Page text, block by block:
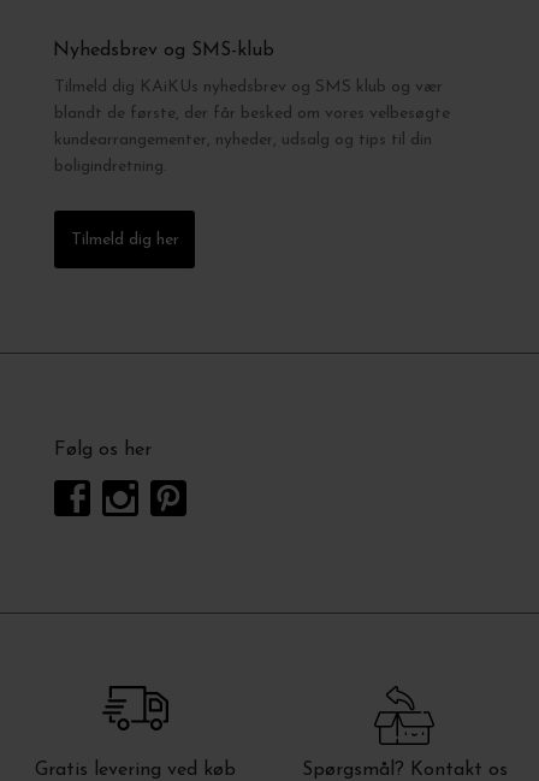
Nyhedsbrev og SMS-klub
Tilmeld dig KAiKUs nyhedsbrev og SMS klub og vær
blandt de første, der får besked om vores velbesøgte
kundearrangementer, nyheder, udsalg og tips til din
boligindretning.
Tilmeld dig her
Følg os her
Gratis levering ved køb
Spørgsmål? Kontakt os